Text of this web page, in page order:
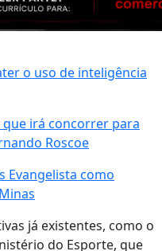
o uso de inteligência
irá concorrer para
Roscoe
Evangelista como
já existentes, como o
do Esporte, que